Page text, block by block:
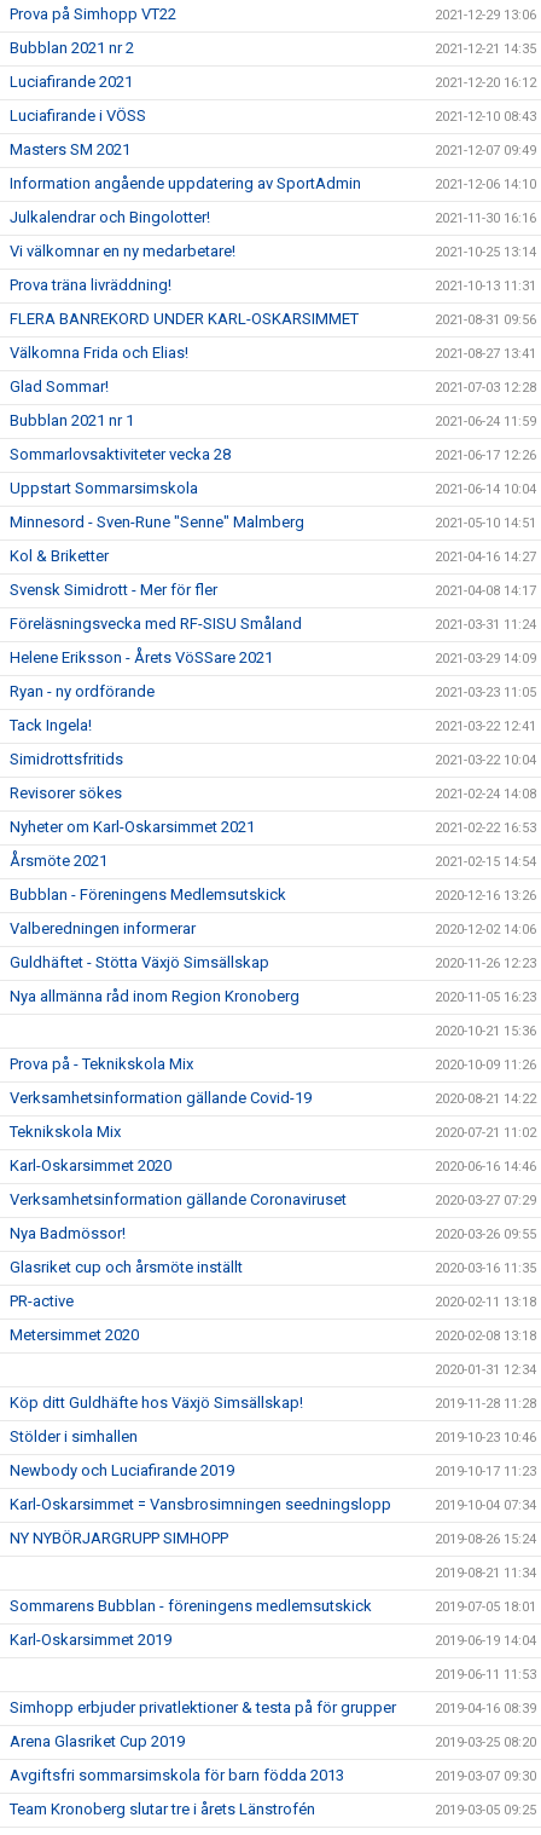
Prova på Simhopp VT22 2021-12-29 13:06
Bubblan 2021 nr 2 2021-12-21 14:35
Luciafirande 2021 2021-12-20 16:12
Luciafirande i VÖSS 2021-12-10 08:43
Masters SM 2021 2021-12-07 09:49
Information angående uppdatering av SportAdmin 2021-12-06 14:10
Julkalendrar och Bingolotter! 2021-11-30 16:16
Vi välkomnar en ny medarbetare! 2021-10-25 13:14
Prova träna livräddning! 2021-10-13 11:31
FLERA BANREKORD UNDER KARL-OSKARSIMMET 2021-08-31 09:56
Välkomna Frida och Elias! 2021-08-27 13:41
Glad Sommar! 2021-07-03 12:28
Bubblan 2021 nr 1 2021-06-24 11:59
Sommarlovsaktiviteter vecka 28 2021-06-17 12:26
Uppstart Sommarsimskola 2021-06-14 10:04
Minnesord - Sven-Rune "Senne" Malmberg 2021-05-10 14:51
Kol & Briketter 2021-04-16 14:27
Svensk Simidrott - Mer för fler 2021-04-08 14:17
Föreläsningsvecka med RF-SISU Småland 2021-03-31 11:24
Helene Eriksson - Årets VöSSare 2021 2021-03-29 14:09
Ryan - ny ordförande 2021-03-23 11:05
Tack Ingela! 2021-03-22 12:41
Simidrottsfritids 2021-03-22 10:04
Revisorer sökes 2021-02-24 14:08
Nyheter om Karl-Oskarsimmet 2021 2021-02-22 16:53
Årsmöte 2021 2021-02-15 14:54
Bubblan - Föreningens Medlemsutskick 2020-12-16 13:26
Valberedningen informerar 2020-12-02 14:06
Guldhäftet - Stötta Växjö Simsällskap 2020-11-26 12:23
Nya allmänna råd inom Region Kronoberg 2020-11-05 16:23
2020-10-21 15:36
Prova på - Teknikskola Mix 2020-10-09 11:26
Verksamhetsinformation gällande Covid-19 2020-08-21 14:22
Teknikskola Mix 2020-07-21 11:02
Karl-Oskarsimmet 2020 2020-06-16 14:46
Verksamhetsinformation gällande Coronaviruset 2020-03-27 07:29
Nya Badmössor! 2020-03-26 09:55
Glasriket cup och årsmöte inställt 2020-03-16 11:35
PR-active 2020-02-11 13:18
Metersimmet 2020 2020-02-08 13:18
2020-01-31 12:34
Köp ditt Guldhäfte hos Växjö Simsällskap! 2019-11-28 11:28
Stölder i simhallen 2019-10-23 10:46
Newbody och Luciafirande 2019 2019-10-17 11:23
Karl-Oskarsimmet = Vansbrosimningen seedningslopp 2019-10-04 07:34
NY NYBÖRJARGRUPP SIMHOPP 2019-08-26 15:24
2019-08-21 11:34
Sommarens Bubblan - föreningens medlemsutskick 2019-07-05 18:01
Karl-Oskarsimmet 2019 2019-06-19 14:04
2019-06-11 11:53
Simhopp erbjuder privatlektioner & testa på för grupper 2019-04-16 08:39
Arena Glasriket Cup 2019 2019-03-25 08:20
Avgiftsfri sommarsimskola för barn födda 2013 2019-03-07 09:30
Team Kronoberg slutar tre i årets Länstrofén 2019-03-05 09:25